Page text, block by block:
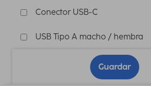
Conector USB-C
USB Tipo A macho / hembra
Guardar